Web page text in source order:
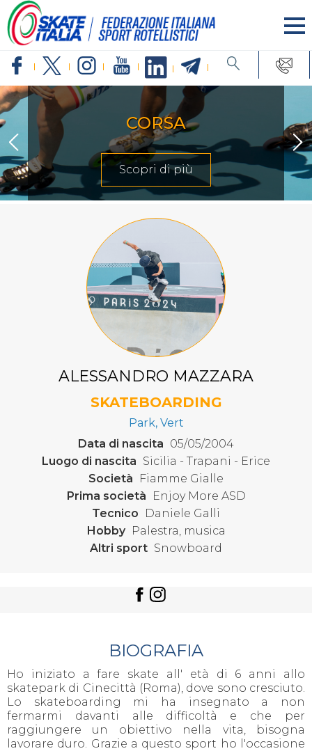
CORSA
Scopri di più
ALESSANDRO MAZZARA
SKATEBOARDING
Park, Vert
Data di nascita 05/05/2004
Luogo di nascita Sicilia - Trapani - Erice
Società
Fiamme Gialle
Prima società
Enjoy More ASD
Tecnico
Daniele Galli
Hobby
Palestra, musica
Altri sport Snowboard
BIOGRAFIA
Ho iniziato a fare skate all' età di 6 anni allo
skatepark di Cinecittà (Roma), dove sono cresciuto.
Lo skateboarding mi ha insegnato a non
fermarmi davanti alle difficoltà e che per
raggiungere un obiettivo nella vita, bisogna
lavorare duro. Grazie a questo sport ho l'occasione